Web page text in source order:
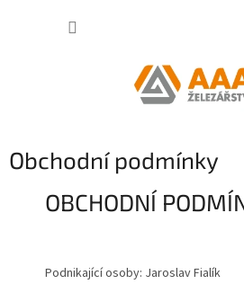
Obchodní podmínky
OBCHODNÍ
Podnikající osoby: Jaroslav Fialík